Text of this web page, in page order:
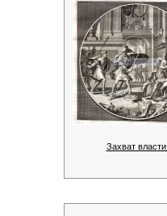
Захват власти.